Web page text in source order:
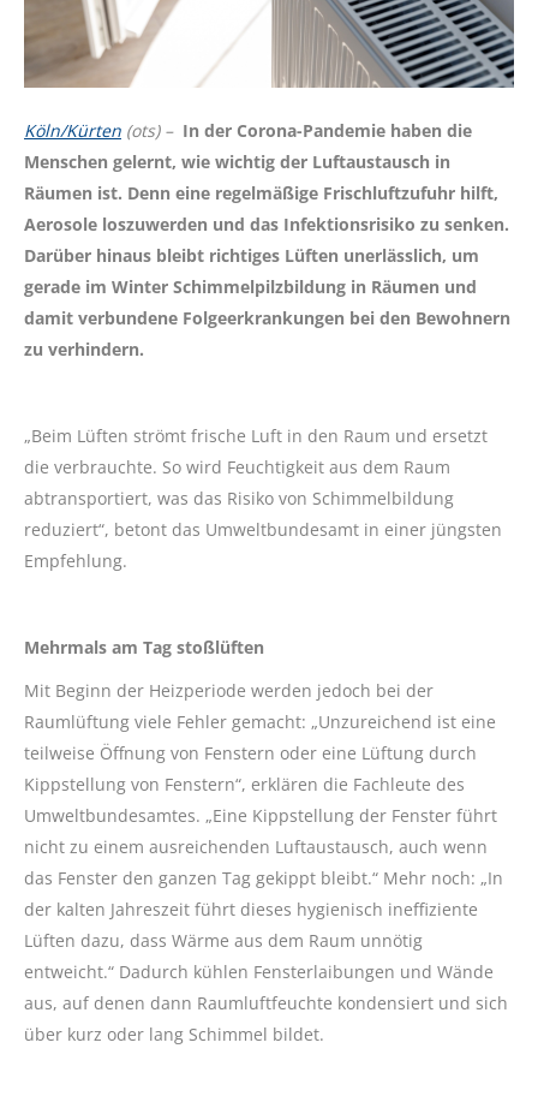
Köln/Kürten (ots) – In der Corona-Pandemie haben die
Menschen gelernt, wie wichtig der Luftaustausch in
Räumen ist. Denn eine regelmäßige Frischluftzufuhr hilft,
Aerosole loszuwerden und das Infektionsrisiko zu senken.
Darüber hinaus bleibt richtiges Lüften unerlässlich, um
gerade im Winter Schimmelpilzbildung in Räumen und
damit verbundene Folgeerkrankungen bei den Bewohnern
zu verhindern.
„Beim Lüften strömt frische Luft in den Raum und ersetzt
die verbrauchte. So wird Feuchtigkeit aus dem Raum
abtransportiert, was das Risiko von Schimmelbildung
reduziert“, betont das Umweltbundesamt in einer jüngsten
Empfehlung.
Mehrmals am Tag stoßlüften
Mit Beginn der Heizperiode werden jedoch bei der
Raumlüftung viele Fehler gemacht: „Unzureichend ist eine
teilweise Öffnung von Fenstern oder eine Lüftung durch
Kippstellung von Fenstern“, erklären die Fachleute des
Umweltbundesamtes. „Eine Kippstellung der Fenster führt
nicht zu einem ausreichenden Luftaustausch, auch wenn
das Fenster den ganzen Tag gekippt bleibt.“ Mehr noch: „In
der kalten Jahreszeit führt dieses hygienisch ineffiziente
Lüften dazu, dass Wärme aus dem Raum unnötig
entweicht.“ Dadurch kühlen Fensterlaibungen und Wände
aus, auf denen dann Raumluftfeuchte kondensiert und sich
über kurz oder lang Schimmel bildet.